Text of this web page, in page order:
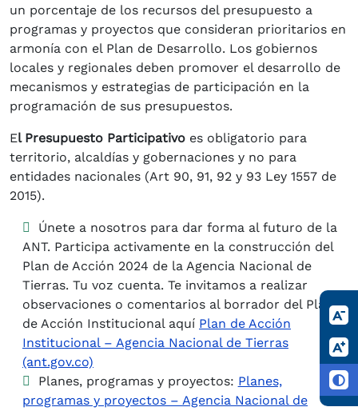
un porcentaje de los recursos del presupuesto a
programas y proyectos que consideran prioritarios en
armonía con el Plan de Desarrollo. Los gobiernos
locales y regionales deben promover el desarrollo de
mecanismos y estrategias de participación en la
programación de sus presupuestos.
El Presupuesto Participativo es obligatorio para
territorio, alcaldías y gobernaciones y no para
entidades nacionales (Art 90, 91, 92 y 93 Ley 1557 de
2015).
Únete a nosotros para dar forma al futuro de la
ANT. Participa activamente en la construcción del
Plan de Acción 2024 de la Agencia Nacional de
Tierras. Tu voz cuenta. Te invitamos a realizar
observaciones o comentarios al borrador del Plan
de Acción Institucional aquí Plan de Acción
Institucional – Agencia Nacional de Tierras
(ant.gov.co)
Planes, programas y proyectos: Planes,
programas y proyectos – Agencia Nacional de